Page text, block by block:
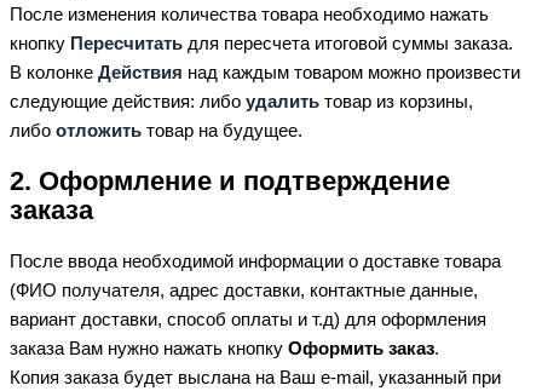
После изменения количества товара необходимо нажать
кнопку Пересчитать для пересчета итоговой суммы заказа.
В колонке Действия над каждым товаром можно произвести
следующие действия: либо удалить товар из корзины,
либо отложить товар на будущее.
2. Оформление и подтверждение
заказа
После ввода необходимой информации о доставке товара
(ФИО получателя, адрес доставки, контактные данные,
вариант доставки, способ оплаты и т.д) для оформления
заказа Вам нужно нажать кнопку Оформить заказ.
Копия заказа будет выслана на Ваш e-mail, указанный при